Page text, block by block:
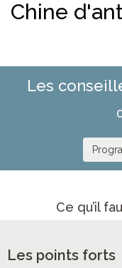
Chine
Les
Ce qu’il
Les points forts